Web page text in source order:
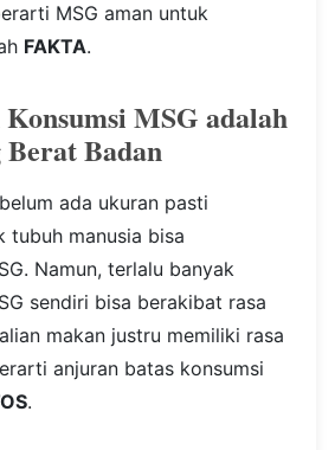
MSG aman untuk
FAKTA.
MSG adalah
Badan
ada ukuran pasti
tubuh manusia bisa
Namun, terlalu banyak
sendiri bisa berakibat rasa
makan justru memiliki rasa
anjuran batas konsumsi
.